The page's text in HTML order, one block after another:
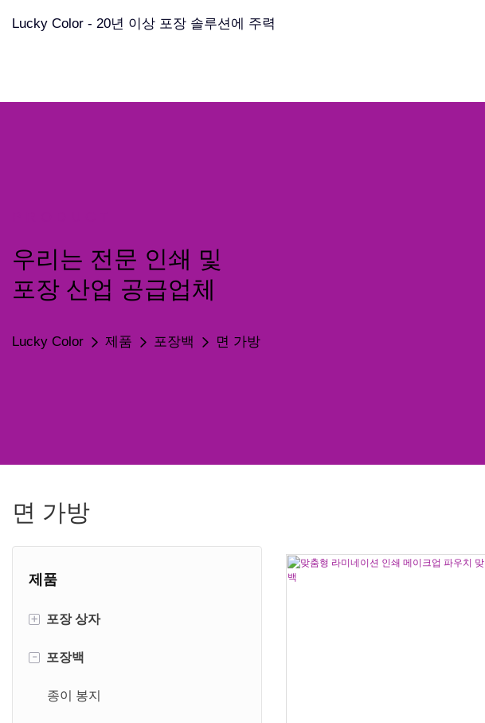
Lucky Color - 20년 이상 포장 솔루션에 주력
우리는 전문 인쇄 및
포장 산업 공급업체
Lucky Color 제품 포장백 면 가방
면 가방
제품
+ 포장 상자
배송 상자
실린더 박스
- 포장백
종이 봉지